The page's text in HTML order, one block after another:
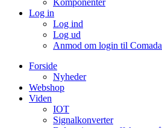
Komponenter
Log in
Log ind
Log ud
Anmod om login til
Forside
Nyheder
Webshop
Viden
IOT
Signalkonverter